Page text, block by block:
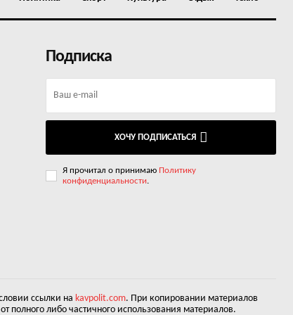
Подписка
ХОЧУ ПОДПИСАТЬСЯ
Я прочитал о принимаю Политику
конфиденциальности.
ссылки на kavpolit.com. При копировании материалов
полного либо частичного использования материалов.